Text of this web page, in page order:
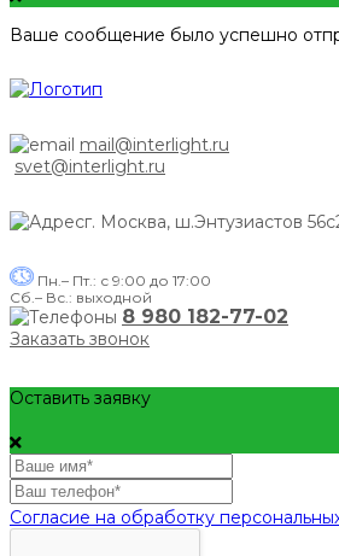
Ваше сообщение было успешно
mail@interlight.ru
svet@interlight.ru
г. Москва, ш.Энтузиастов
Пн.– Пт.: с 9:00 до 17:00
Сб.– Вс.: выходной
8 980 182-77-02
Заказать звонок
Оставить заявку
Согласие на обработку